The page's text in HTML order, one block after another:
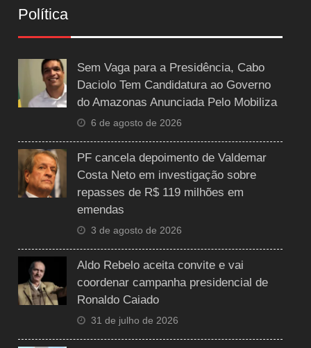
Política
Sem Vaga para a Presidência, Cabo
Daciolo Tem Candidatura ao Governo
do Amazonas Anunciada Pelo Mobiliza
6 de agosto de 2026
PF cancela depoimento de Valdemar
Costa Neto em investigação sobre
repasses de R$ 119 milhões em
emendas
3 de agosto de 2026
Aldo Rebelo aceita convite e vai
coordenar campanha presidencial de
Ronaldo Caiado
31 de julho de 2026